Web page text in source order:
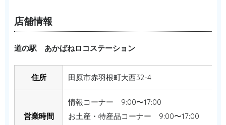
店舗情報
道の駅 あかばねロコステーション
住所 田原市赤羽根町大西32-4
営業時間
情報コーナー 9:00〜17:00
お土産・特産品コーナー 9:00〜17:00